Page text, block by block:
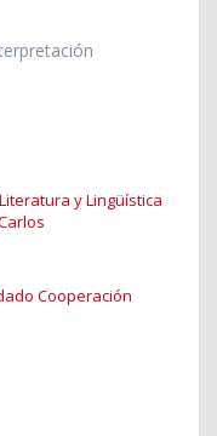
y Lingüística
Cooperación